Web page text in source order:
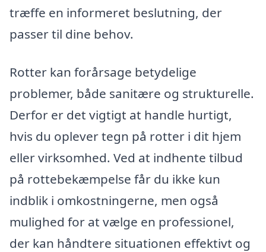
træffe en informeret beslutning, der
passer til dine behov.
Rotter kan forårsage betydelige
problemer, både sanitære og strukturelle.
Derfor er det vigtigt at handle hurtigt,
hvis du oplever tegn på rotter i dit hjem
eller virksomhed. Ved at indhente tilbud
på rottebekæmpelse får du ikke kun
indblik i omkostningerne, men også
mulighed for at vælge en professionel,
der kan håndtere situationen effektivt og